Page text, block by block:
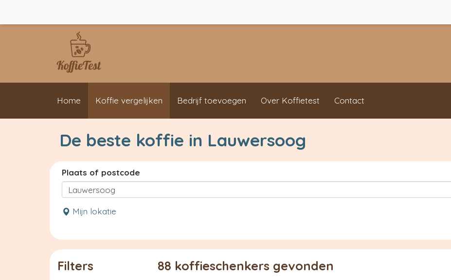
Home Koffie vergelijken Bedrijf toevoegen Over Koffietest Contact
De beste koffie in Lauwersoog
Plaats of postcode
Mijn lokatie
Filters 88 koffieschenkers gevonden